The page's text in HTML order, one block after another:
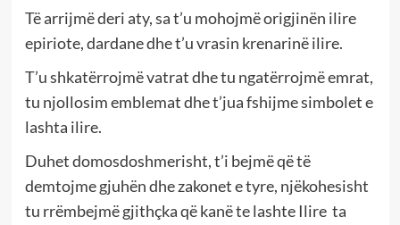
Të arrijmë deri aty, sa t’u mohojmë origjinën ilire
epiriote, dardane dhe t’u vrasin krenarinë ilire.
T’u shkatërrojmë vatrat dhe tu ngatërrojmë emrat,
tu njollosim emblemat dhe t’jua fshijme simbolet e
lashta ilire.
Duhet domosdoshmerisht, t’i bejmë që të
demtojme gjuhën dhe zakonet e tyre, njëkohesisht
tu rrëmbejmë gjithçka që kanë te lashte Ilire ta